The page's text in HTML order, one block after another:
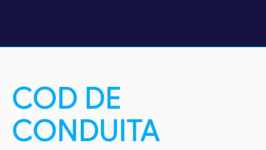
COD DE
CONDUITA